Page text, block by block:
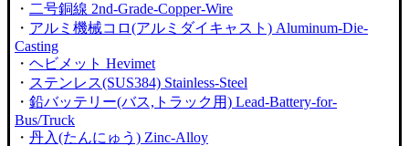
・ 二号銅線 2nd-Grade-Copper-Wire
・ アルミ機械コロ(アルミダイキャスト) Aluminum-Die-
Casting
・ ヘビメット Hevimet
・ ステンレス(SUS384) Stainless-Steel
・ 鉛バッテリー(バス,トラック用) Lead-Battery-for-
Bus/Truck
・ 丹入(たんにゅう) Zinc-Alloy